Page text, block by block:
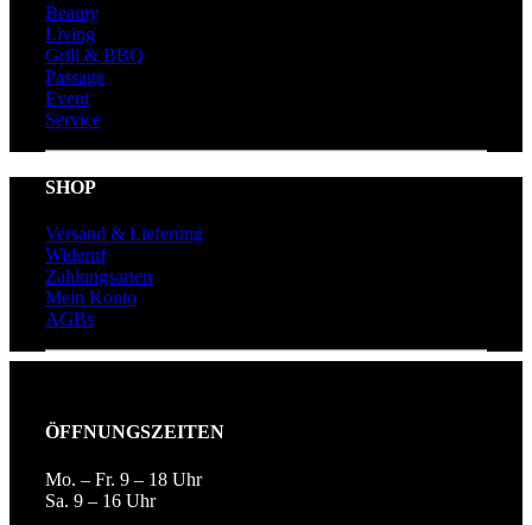
Beauty
Living
Grill & BBQ
Passage
Event
Service
SHOP
Versand & Lieferung
Wideruf
Zahlungsarten
Mein Konto
AGBs
ÖFFNUNGSZEITEN
Mo. – Fr. 9 – 18 Uhr
Sa. 9 – 16 Uhr